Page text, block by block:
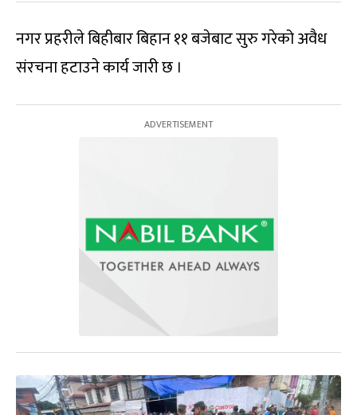
नगर प्रहरीले बिहीबार बिहान ११ बजेबाट सुरु गरेको अवैध
संरचना हटाउने कार्य जारी छ ।